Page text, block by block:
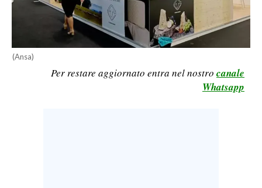
SPORT IN SARDEGNA
RISULTATI E CLASSIFICHE
(Ansa)
Per restare aggiornato entra nel nostro canale
Whatsapp